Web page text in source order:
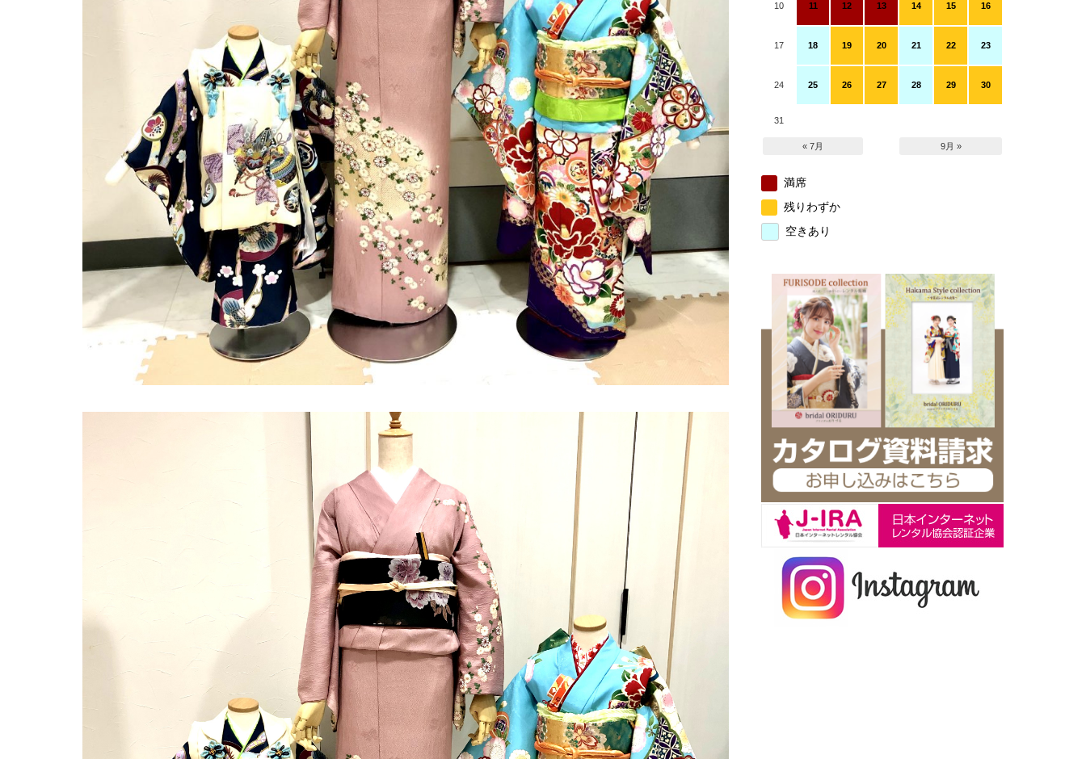
10 11 12 13 14 15 16
17 18 19 20 21 22 23
24 25 26 27 28 29 30
31
« 7月 9月 »
満席
残りわずか
空きあり